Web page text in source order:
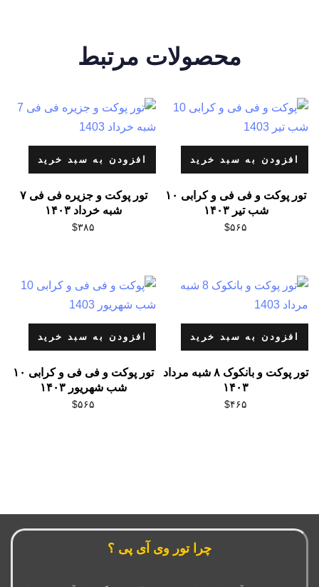
محصولات مرتبط
افزودن به سبد خرید
تور پوکت و فی فی و کرابی ۱۰
شب تیر ۱۴۰۳
$۵۶۵
افزودن به سبد خرید
تور پوکت و جزیره فی فی ۷
شبه خرداد ۱۴۰۳
$۳۸۵
افزودن به سبد خرید
تور پوکت و بانکوک ۸ شبه مرداد
۱۴۰۳
$۴۶۵
افزودن به سبد خرید
تور پوکت و فی فی و کرابی ۱۰
شب شهریور ۱۴۰۳
$۵۶۵
چرا تور وی آی پی ؟